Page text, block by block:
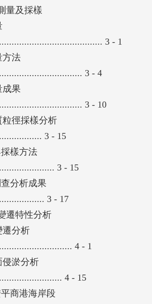
量及採樣
3 - 1
方法
3 - 4
成果
3 - 10
粒徑採樣分析
3 - 15
樣方法
3 - 15
分析成果
3 - 17
遷特性分析
遷分析
4 - 1
侵淤分析
4 - 15
商港海岸段